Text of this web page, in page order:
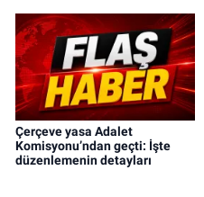
Çerçeve yasa Adalet
Komisyonu’ndan geçti: İşte
düzenlemenin detayları